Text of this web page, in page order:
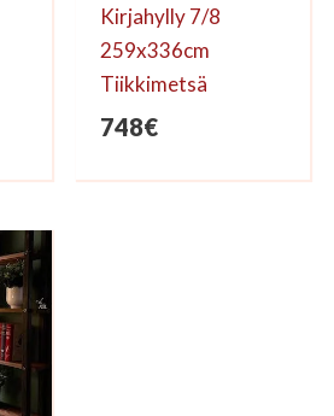
Kirjahylly 7/8
259x336cm
Tiikkimetsä
748€